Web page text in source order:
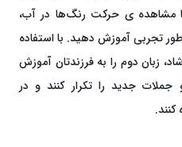
مشاهده ی حرکت رنگ‌ها در آب،
تجربی آموزش دهید. با استفاده
زبان دوم را به فرزندتان آموزش
جملات جدید را تکرار کنند و در